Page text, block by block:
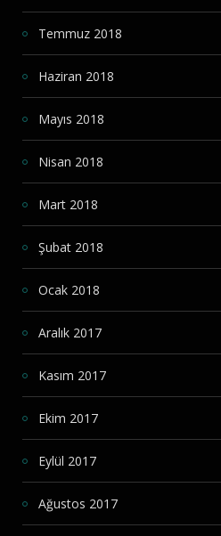
Temmuz 2018
Haziran 2018
Mayıs 2018
Nisan 2018
Mart 2018
Şubat 2018
Ocak 2018
Aralık 2017
Kasım 2017
Ekim 2017
Eylül 2017
Ağustos 2017